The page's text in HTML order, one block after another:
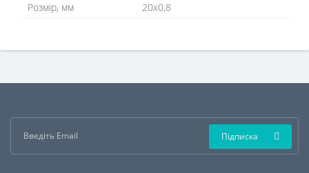
Розмір, мм
20x0,8
Підписка